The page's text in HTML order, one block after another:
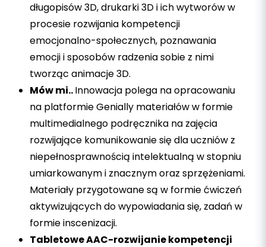
długopisów 3D, drukarki 3D i ich wytworów w
procesie rozwijania kompetencji
emocjonalno-społecznych, poznawania
emocji i sposobów radzenia sobie z nimi
tworząc animacje 3D.
Mów mi..Innowacja polega na opracowaniu
na platformie Genially materiałów w formie
multimedialnego podręcznika na zajęcia
rozwijające komunikowanie się dla uczniów z
niepełnosprawnością intelektualną w stopniu
umiarkowanym i znacznym oraz sprzężeniami.
Materiały przygotowane są w formie ćwiczeń
aktywizujących do wypowiadania się, zadań w
formie inscenizacji.
Tabletowe AAC-rozwijanie kompetencji